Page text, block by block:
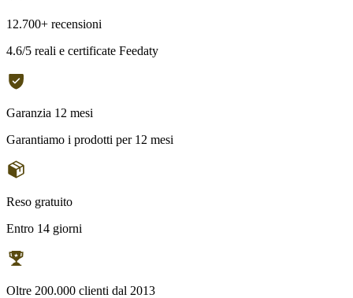
12.700+ recensioni
4.6/5 reali e certificate Feedaty
Garanzia 12 mesi
Garantiamo i prodotti per 12 mesi
Reso gratuito
Entro 14 giorni
Oltre 200.000 clienti dal 2013